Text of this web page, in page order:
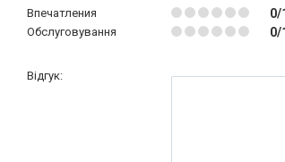
Впечатления 0/
Обслуговування 0/
Відгук: